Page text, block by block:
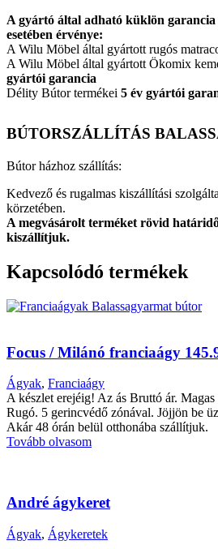
A gyártó által adható küklön
esetében érvénye:
A Wilu Möbel által gyártott rugós
A Wilu Möbel által gyártott Ökomix
gyártói garancia
Délity Bútor termékei 5 év gyártói
BÚTORSZÁLLÍTÁS
Bútor házhoz szállítás:
Kedvező és rugalmas kiszállítási
körzetében.
A megvásárolt terméket rövid
kiszállítjuk.
Kapcsolódó termékek
Focus / Milánó franciaágy
Ágyak, Franciaágy
A készlet erejéig! Az ás Bruttó ár.
Rugó. 5 gerincvédő zónával. Jöjjön be
Akár 48 órán belül otthonába szállítjuk.
Tovább olvasom
André ágykeret
Ágyak, Ágykeretek